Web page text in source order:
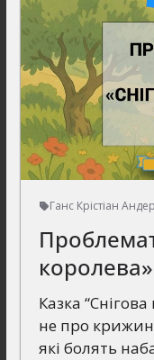
Ганс Крістіан
Казка
не про
які болять